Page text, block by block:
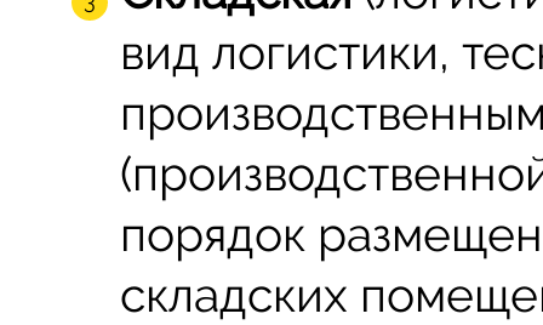
вид логистики,
порядок
складских